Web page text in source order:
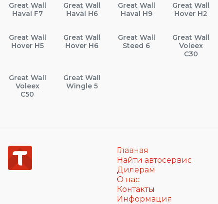
Great Wall
Haval F7
Great Wall
Haval H6
Great Wall
Haval H9
Great Wall
Hover H2
Great Wall
Hover H5
Great Wall
Hover H6
Great Wall
Steed 6
Great Wall
Voleex
C30
Great Wall
Voleex
C50
Great Wall
Wingle 5
Главная
Найти автосервис
Дилерам
О нас
Контакты
Информация